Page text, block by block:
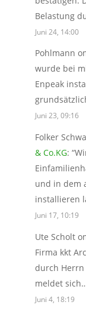
Belastung
Juni 24, 14:00
Pohlmann
wurde bei
Enpeak
Juni 23, 09:16
Folker
& Co.KG: “
und in dem
installieren
Juni 17, 10:19
Ute Scholt
Firma kkt
durch Herrn
meldet
Juni 4, 18:19